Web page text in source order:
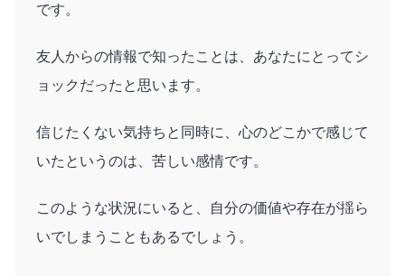
です。
友人からの情報で知ったことは、あなたにとってシ
ョックだったと思います。
信じたくない気持ちと同時に、心のどこかで感じて
いたというのは、苦しい感情です。
このような状況にいると、自分の価値や存在が揺ら
いでしまうこともあるでしょう。